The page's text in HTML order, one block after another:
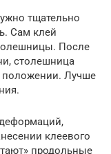
тщательно
Сам клей
После
столешница
Лучше
клеевого
продольные